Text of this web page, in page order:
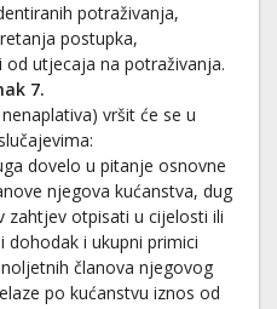
potraživanja,
postupka,
od utjecaja na potraživanja.
7.
vršit će se u
dovelo u pitanje osnovne
njegova kućanstva, dug
zahtjev otpisati u cijelosti ili
dohodak i ukupni primici
članova njegovog
po kućanstvu iznos od